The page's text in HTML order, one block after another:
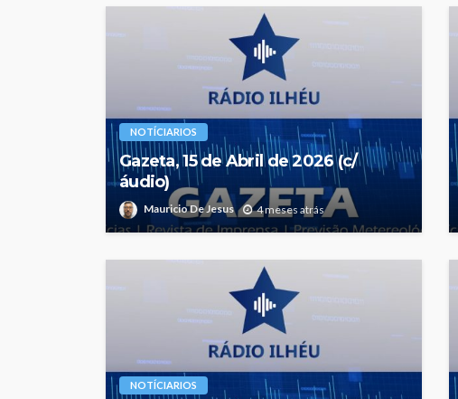
NOTÍCIARIOS
Gazeta, 15 de Abril de 2026 (c/
áudio)
Mauricio De Jesus 4 meses atrás
NOTÍCIARIOS